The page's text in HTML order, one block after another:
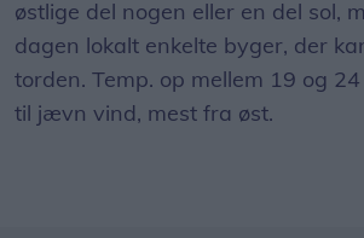
østlige del nogen eller en del sol,
dagen lokalt enkelte byger, der
torden. Temp. op mellem 19 og
til jævn vind, mest fra øst.